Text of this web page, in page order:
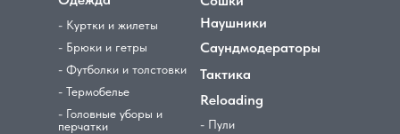
- Куртки и жилеты
- Брюки и гетры
- Футболки и толстовки
- Термобелье
- Головные уборы и
перчатки
Наушники
Саундмодераторы
Тактика
Reloading
- Пули